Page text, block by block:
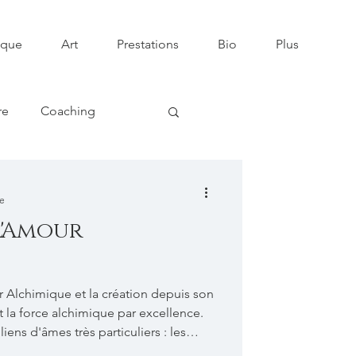
Art Prestations Bio Plus
Coaching
et la création depuis son
la force alchimique par excellence.
d'âmes très particuliers : les